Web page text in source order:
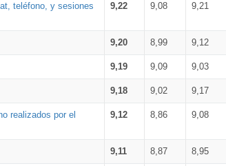
teléfono, y sesiones
9,22 9,08 9,21
9,20 8,99 9,12
9,19 9,09 9,03
9,18 9,02 9,17
realizados por el
9,12 8,86 9,08
9,11 8,87 8,95